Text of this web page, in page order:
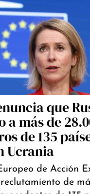
que
a más de
de 135
Ucrania
de Acción
de